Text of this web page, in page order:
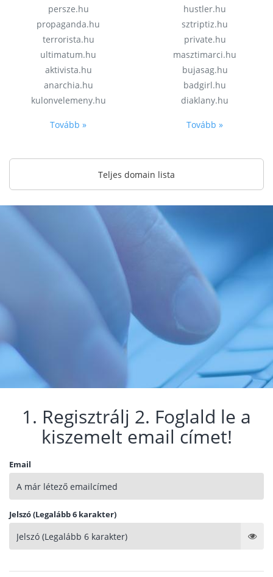
persze.hu
propaganda.hu
terrorista.hu
ultimatum.hu
aktivista.hu
anarchia.hu
kulonvelemeny.hu
Tovább »
hustler.hu
sztriptiz.hu
private.hu
masztimarci.hu
bujasag.hu
badgirl.hu
diaklany.hu
Tovább »
Teljes domain lista
1. Regisztrálj 2. Foglald le a
kiszemelt email címet!
Email
Jelszó (Legalább 6 karakter)